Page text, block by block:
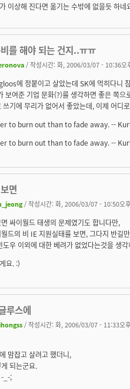
이상해 진다면 옮기는 수밖에 없을듯 하네
를 해야 되는 건지..ㅠㅠ
/ 작성시간: 화, 2006/03/07 - 10:36오
에 정붙이고 살았는데 SK에 먹히다니
보여준 기업 문화(?)를 생각하면 좋은 쪽으
기에 무리가 없어서 좋았는데, 이제 어디
to burn out than to fade away. --
to burn out than to fade away. --
면
/ 작성시간: 화, 2006/03/07 - 10:50오
싸이월드 태생의 문제였기도 합니다만,
드의 비 IE 지원실태를 보면, 그다지 반길
도우 이외에 대한 베려가 없었다는것을 생
요. :)
루스에
/ 작성시간: 화, 2006/03/07 - 11:33오
맘잡고 살려고 했더니,
되는군요.
-_-;